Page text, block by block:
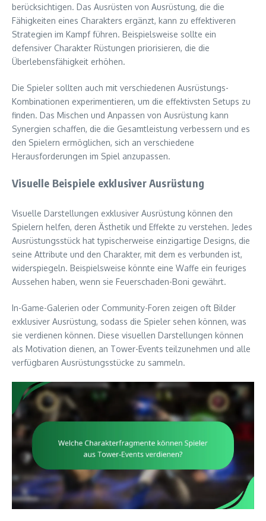
berücksichtigen. Das Ausrüsten von Ausrüstung, die die
Fähigkeiten eines Charakters ergänzt, kann zu effektiveren
Strategien im Kampf führen. Beispielsweise sollte ein
defensiver Charakter Rüstungen priorisieren, die die
Überlebensfähigkeit erhöhen.
Die Spieler sollten auch mit verschiedenen Ausrüstungs-
Kombinationen experimentieren, um die effektivsten Setups zu
finden. Das Mischen und Anpassen von Ausrüstung kann
Synergien schaffen, die die Gesamtleistung verbessern und es
den Spielern ermöglichen, sich an verschiedene
Herausforderungen im Spiel anzupassen.
Visuelle Beispiele exklusiver Ausrüstung
Visuelle Darstellungen exklusiver Ausrüstung können den
Spielern helfen, deren Ästhetik und Effekte zu verstehen. Jedes
Ausrüstungsstück hat typischerweise einzigartige Designs, die
seine Attribute und den Charakter, mit dem es verbunden ist,
widerspiegeln. Beispielsweise könnte eine Waffe ein feuriges
Aussehen haben, wenn sie Feuerschaden-Boni gewährt.
In-Game-Galerien oder Community-Foren zeigen oft Bilder
exklusiver Ausrüstung, sodass die Spieler sehen können, was
sie verdienen können. Diese visuellen Darstellungen können
als Motivation dienen, an Tower-Events teilzunehmen und alle
verfügbaren Ausrüstungsstücke zu sammeln.